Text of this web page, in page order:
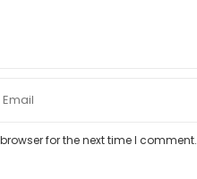
for the next time I comment.